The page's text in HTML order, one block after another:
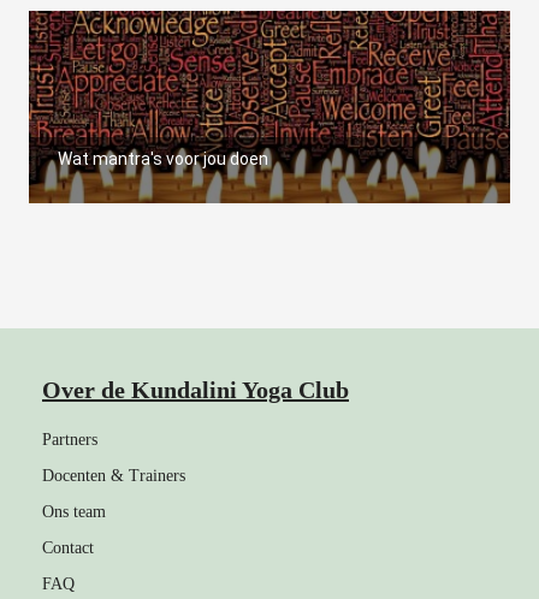
Wat mantra's voor jou doen
Over de Kundalini Yoga Club
Partners
Docenten & Trainers
Ons team
Contact
FAQ